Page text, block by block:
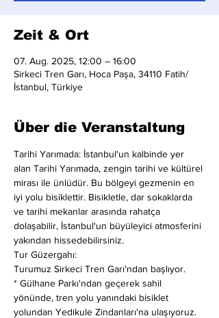
Zeit & Ort
07. Aug. 2025, 12:00 – 16:00
Sirkeci Tren Garı, Hoca Paşa, 34110 Fatih/
İstanbul, Türkiye
Über die Veranstaltung
Tarihi Yarımada: İstanbul'un kalbinde yer
alan Tarihi Yarımada, zengin tarihi ve kültürel
mirası ile ünlüdür. Bu bölgeyi gezmenin en
iyi yolu bisiklettir. Bisikletle, dar sokaklarda
ve tarihi mekanlar arasında rahatça
dolaşabilir, İstanbul'un büyüleyici atmosferini
yakından hissedebilirsiniz.
Tur Güzergahı:
Turumuz Sirkeci Tren Garı'ndan başlıyor.
* Gülhane Parkı'ndan geçerek sahil
yönünde, tren yolu yanındaki bisiklet
yolundan Yedikule Zindanları'na ulaşıyoruz.